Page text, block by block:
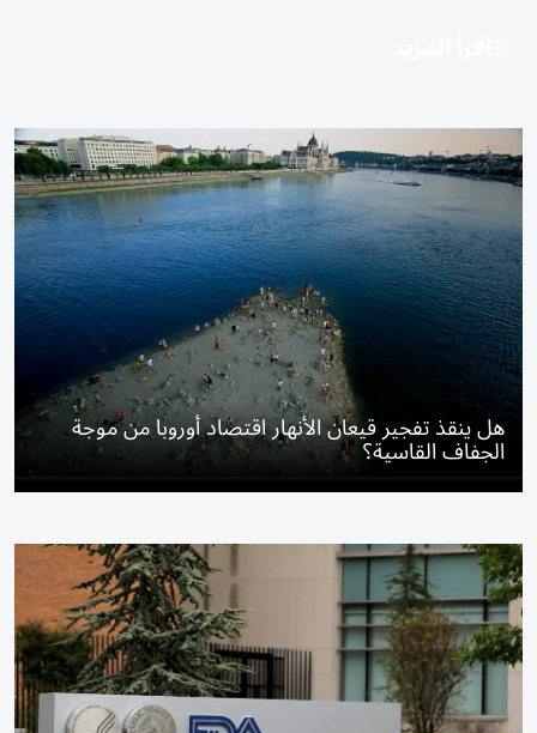
هل ينقذ تفجير قيعان الأنهار اقتصاد أوروبا من موجة
الجفاف القاسية؟